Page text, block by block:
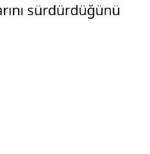
sürdürdüğünü